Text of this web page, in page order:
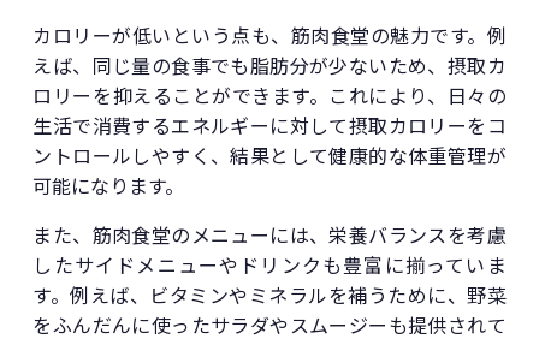
カロリーが低いという点も、筋肉食堂の魅力です。例
えば、同じ量の食事でも脂肪分が少ないため、摂取カ
ロリーを抑えることができます。これにより、日々の
生活で消費するエネルギーに対して摂取カロリーをコ
ントロールしやすく、結果として健康的な体重管理が
可能になります。
また、筋肉食堂のメニューには、栄養バランスを考慮
したサイドメニューやドリンクも豊富に揃っていま
す。例えば、ビタミンやミネラルを補うために、野菜
をふんだんに使ったサラダやスムージーも提供されて